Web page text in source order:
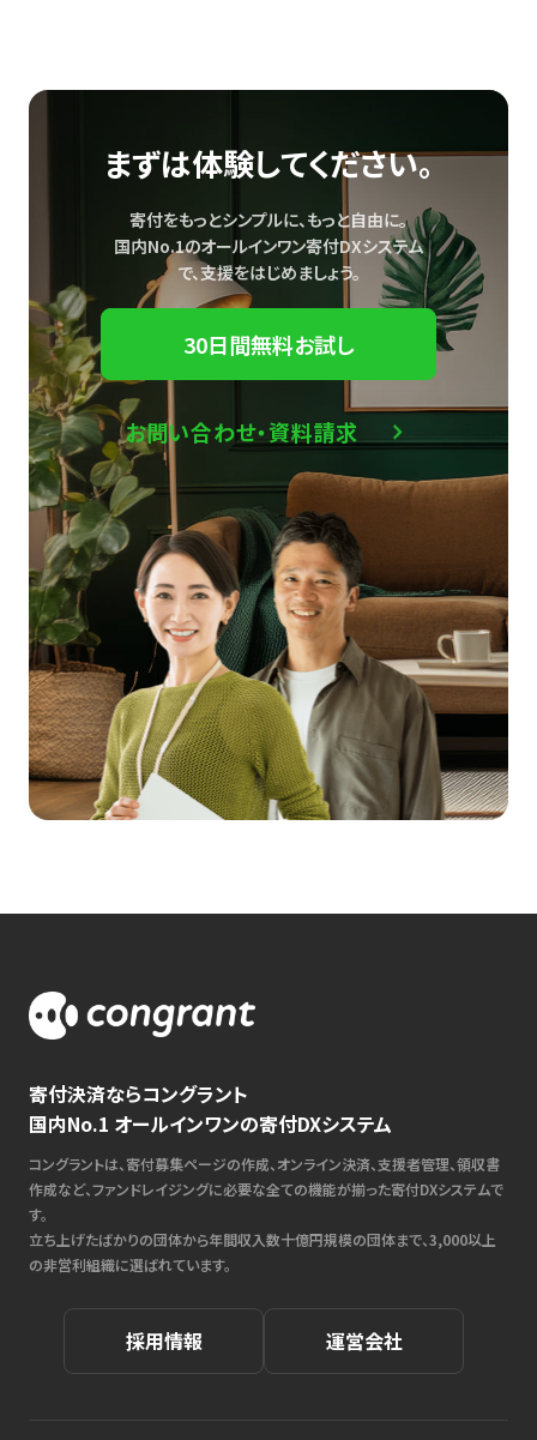
まずは体験してください。
寄付をもっとシンプルに、もっと自由に。
国内No.1のオールインワン寄付DXシステム
で、支援をはじめましょう。
30日間無料お試し
お問い合わせ・資料請求
寄付決済ならコングラント
国内No.1 オールインワンの寄付DXシステム
コングラントは、寄付募集ページの作成、オンライン決済、支援者管理、領収書
作成など、ファンドレイジングに必要な全ての機能が揃った寄付DXシステムで
す。
立ち上げたばかりの団体から年間収入数十億円規模の団体まで、3,000以上
の非営利組織に選ばれています。
採用情報 運営会社